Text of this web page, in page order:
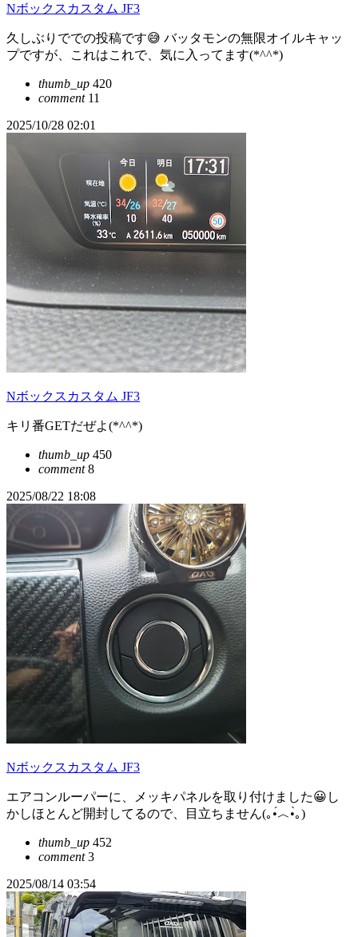
Nボックスカスタム JF3
久しぶりででの投稿です😅 バッタモンの無限オイルキャッ
プですが、これはこれで、気に入ってます(*^^*)
thumb_up 420
comment11
2025/10/28 02:01
Nボックスカスタム JF3
キリ番GETだぜよ(*^^*)
thumb_up 450
comment8
2025/08/22 18:08
Nボックスカスタム JF3
エアコンルーパーに、メッキパネルを取り付けました😀し
かしほとんど開封してるので、目立ちません(⁠｡⁠•́⁠︿⁠•̀⁠｡⁠)
thumb_up 452
comment3
2025/08/14 03:54